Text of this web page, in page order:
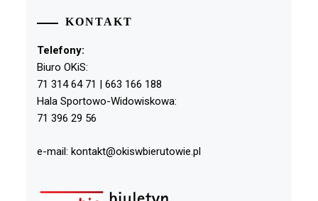
KONTAKT
Telefony:
Biuro OKiS:
71 314 64 71 | 663 166 188
Hala Sportowo-Widowiskowa:
71 396 29 56
e-mail: kontakt@okiswbierutowie.pl